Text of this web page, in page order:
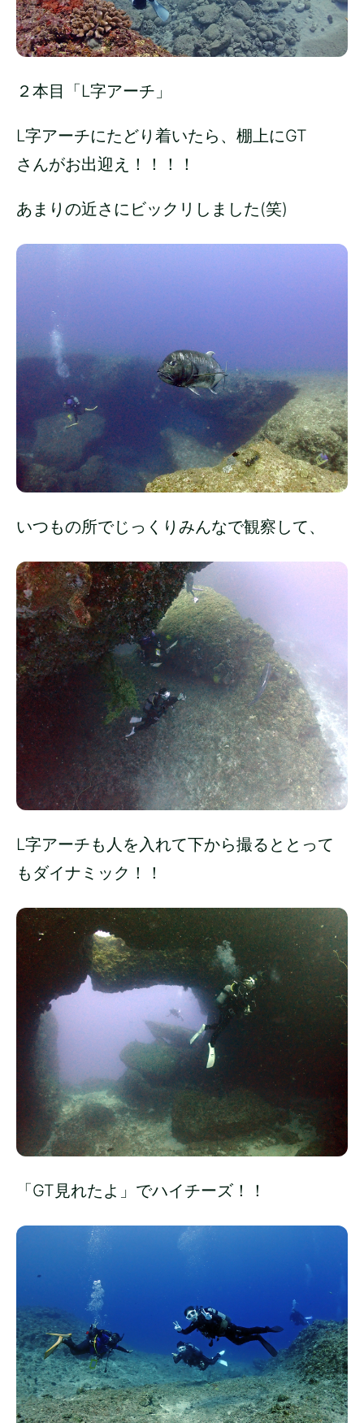
２本目「L字アーチ」
L字アーチにたどり着いたら、棚上にGT
さんがお出迎え！！！！
あまりの近さにビックリしました(笑)
いつもの所でじっくりみんなで観察して、
L字アーチも人を入れて下から撮るととって
もダイナミック！！
「GT見れたよ」でハイチーズ！！